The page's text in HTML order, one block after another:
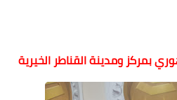
بمركز ومدينة القناطر الخيرية